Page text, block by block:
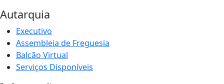
Autarquia
Executivo
Assembleia de Freguesia
Balcão Virtual
Serviços Disponíveis